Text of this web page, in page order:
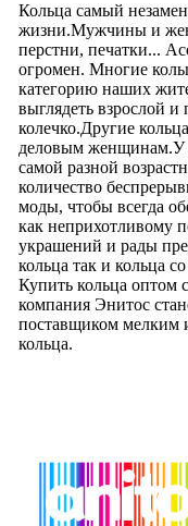
Кольца самый
жизни.Мужчины и
перстни, печатки...
огромен. Многие
категорию наших
выглядеть взрослой и
колечко.Другие
деловым женщинам.У
самой разной
количество
моды, чтобы всегда
как неприхотливому
украшений и рады
кольца так и кольца
Купить кольца оптом
компания Энитос
поставщиком мелким
кольца.